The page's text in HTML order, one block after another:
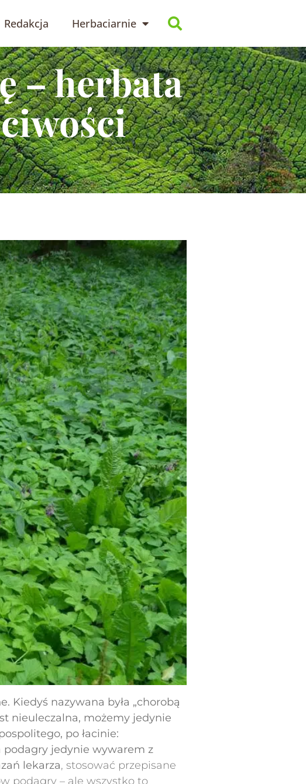
Redakcja Herbaciarnie
– herbata
Kiedyś nazywana była „chorobą
nieuleczalna, możemy jedynie
po łacinie:
jedynie wywarem z
lekarza, stosować przepisane
podagry – ale wszystko to